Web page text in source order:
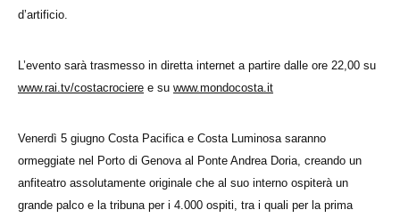
d’artificio.
L’evento sarà trasmesso in diretta internet a partire dalle ore 22,00 su
www.rai.tv/costacrociere e su www.mondocosta.it
Venerdì 5 giugno Costa Pacifica e Costa Luminosa saranno
ormeggiate nel Porto di Genova al Ponte Andrea Doria, creando un
anfiteatro assolutamente originale che al suo interno ospiterà un
grande palco e la tribuna per i 4.000 ospiti, tra i quali per la prima